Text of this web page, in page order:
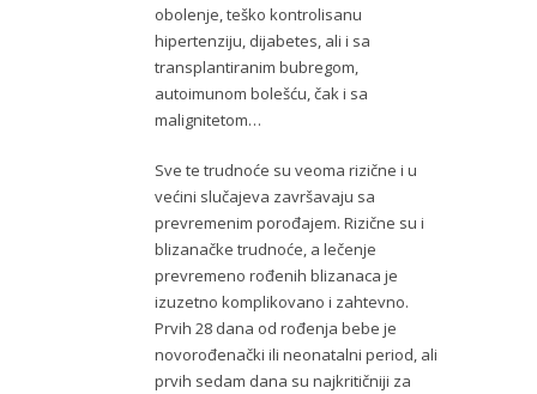
obolenje, teško kontrolisanu
hipertenziju, dijabetes, ali i sa
transplantiranim bubregom,
autoimunom bolešću, čak i sa
malignitetom…
Sve te trudnoće su veoma rizične i u
većini slučajeva završavaju sa
prevremenim porođajem. Rizične su i
blizanačke trudnoće, a lečenje
prevremeno rođenih blizanaca je
izuzetno komplikovano i zahtevno.
Prvih 28 dana od rođenja bebe je
novorođenački ili neonatalni period, ali
prvih sedam dana su najkritičniji za